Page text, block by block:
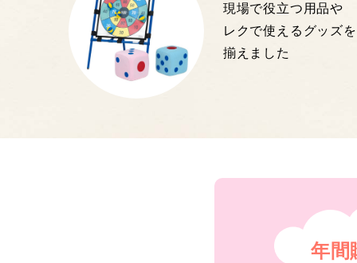
現場で役立つ用品や
レクで使えるグッズを
揃えました
年間